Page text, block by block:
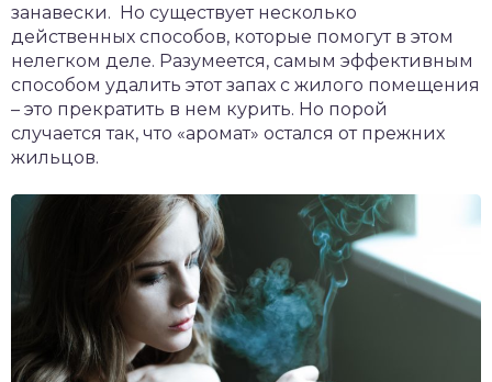
занавески. Но существует несколько
действенных способов, которые помогут в этом
нелегком деле. Разумеется, самым эффективным
способом удалить этот запах с жилого помещения
– это прекратить в нем курить. Но порой
случается так, что «аромат» остался от прежних
жильцов.